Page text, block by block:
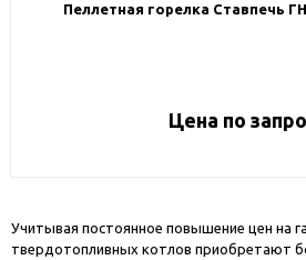
Пеллетная горелка Ставпечь
Цена по
Учитывая постоянное повышение цен на
твердотопливных котлов приобретают